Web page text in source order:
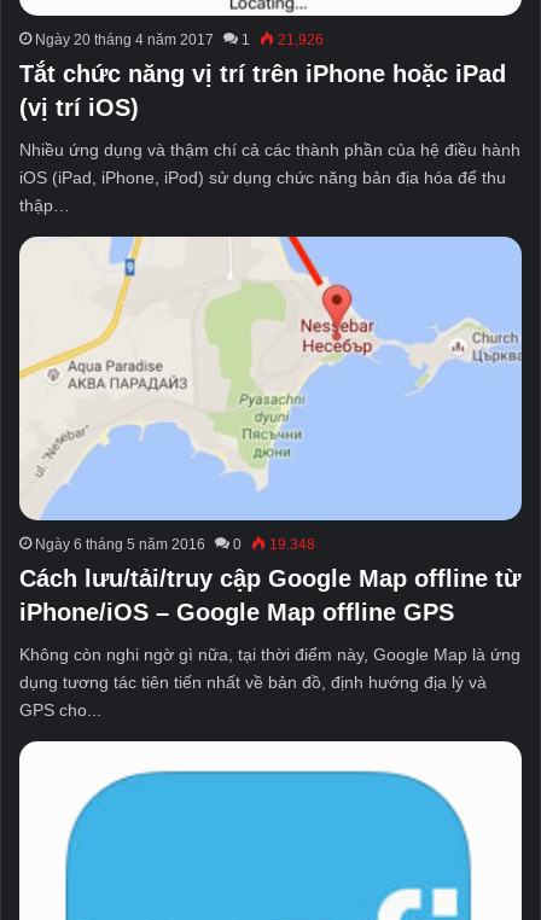
Ngày 20 tháng 4 năm 2017 1 21,926
Tắt chức năng vị trí trên iPhone hoặc iPad
(vị trí iOS)
Nhiều ứng dụng và thậm chí cả các thành phần của hệ điều hành
iOS (iPad, iPhone, iPod) sử dụng chức năng bản địa hóa để thu
thập…
Ngày 6 tháng 5 năm 2016 0 19.348
Cách lưu/tải/truy cập Google Map offline từ
iPhone/iOS – Google Map offline GPS
Không còn nghi ngờ gì nữa, tại thời điểm này, Google Map là ứng
dụng tương tác tiên tiến nhất về bản đồ, định hướng địa lý và
GPS cho...